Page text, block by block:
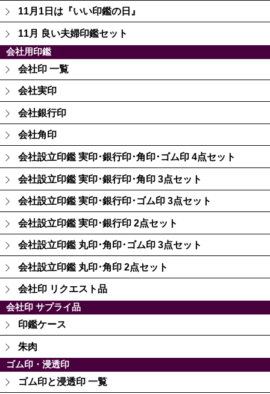
11月1日は『いい印鑑の日』
11月 良い夫婦印鑑セット
会社用印鑑
会社印 一覧
会社実印
会社銀行印
会社角印
会社設立印鑑 実印･銀行印･角印･ゴム印 4点セット
会社設立印鑑 実印･銀行印･角印 3点セット
会社設立印鑑 実印･銀行印･ゴム印 3点セット
会社設立印鑑 実印･銀行印 2点セット
会社設立印鑑 丸印･角印･ゴム印 3点セット
会社設立印鑑 丸印･角印 2点セット
会社印 リクエスト品
会社印 サプライ品
印鑑ケース
朱肉
ゴム印・浸透印
ゴム印と浸透印 一覧